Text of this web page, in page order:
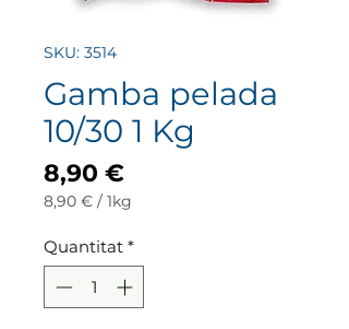
SKU: 3514
Gamba pelada
10/30 1 Kg
8,90 €Price
8,90 € / 1kg
per
1
Quantitat *